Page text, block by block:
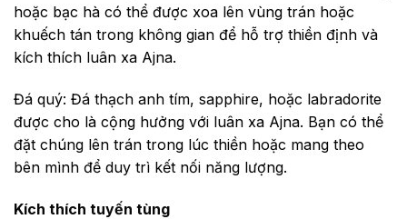
hoặc bạc hà có thể được xoa lên vùng trán hoặc
khuếch tán trong không gian để hỗ trợ thiền định và
kích thích luân xa Ajna.
Đá quý: Đá thạch anh tím, sapphire, hoặc labradorite
được cho là cộng hưởng với luân xa Ajna. Bạn có thể
đặt chúng lên trán trong lúc thiền hoặc mang theo
bên mình để duy trì kết nối năng lượng.
Kích thích tuyến tùng